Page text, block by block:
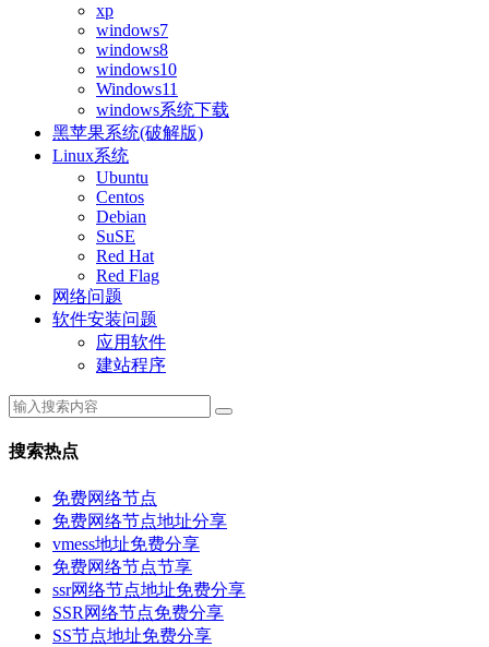
xp
windows7
windows8
windows10
Windows11
windows系统下载
黑苹果系统(破解版)
Linux系统
Ubuntu
Centos
Debian
SuSE
Red Hat
Red Flag
网络问题
软件安装问题
应用软件
建站程序
搜索热点
免费网络节点
免费网络节点地址分享
vmess地址免费分享
免费网络节点节享
ssr网络节点地址免费分享
SSR网络节点免费分享
SS节点地址免费分享